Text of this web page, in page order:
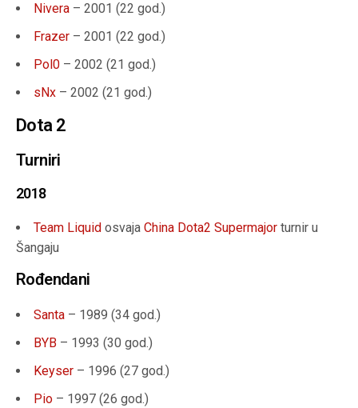
Nivera – 2001 (22 god.)
Frazer – 2001 (22 god.)
Pol0 – 2002 (21 god.)
sNx – 2002 (21 god.)
Dota 2
Turniri
2018
Team Liquid osvaja China Dota2 Supermajor turnir u
Šangaju
Rođendani
Santa – 1989 (34 god.)
BYB – 1993 (30 god.)
Keyser – 1996 (27 god.)
Pio – 1997 (26 god.)